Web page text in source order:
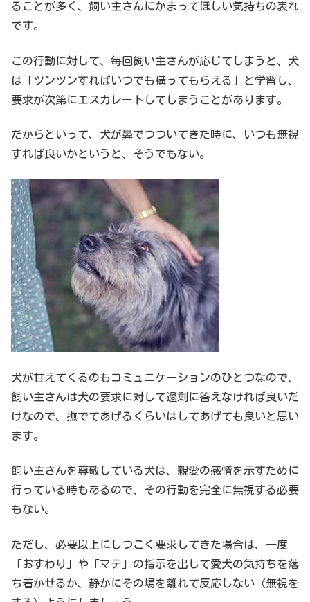
ることが多く、飼い主さんにかまってほしい気持ちの表れ
です。
この行動に対して、毎回飼い主さんが応じてしまうと、犬
は「ツンツンすればいつでも構ってもらえる」と学習し、
要求が次第にエスカレートしてしまうことがあります。
だからといって、犬が鼻でつついてきた時に、いつも無視
すれば良いかというと、そうでもない。
犬が甘えてくるのもコミュニケーションのひとつなので、
飼い主さんは犬の要求に対して過剰に答えなければ良いだ
けなので、撫でてあげるくらいはしてあげても良いと思い
ます。
飼い主さんを尊敬している犬は、親愛の感情を示すために
行っている時もあるので、その行動を完全に無視する必要
もない。
ただし、必要以上にしつこく要求してきた場合は、一度
「おすわり」や「マテ」の指示を出して愛犬の気持ちを落
ち着かせるか、静かにその場を離れて反応しない（無視を